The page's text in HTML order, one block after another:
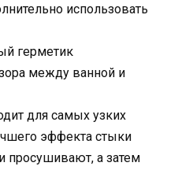
использовать
герметик
для самых узких
эффекта стыки
просушивают, а затем